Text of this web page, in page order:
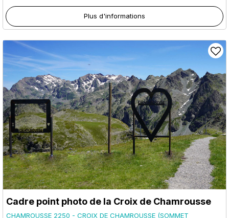
Plus d'informations
Cadre point photo de la Croix de Chamrousse
CHAMROUSSE 2250 - CROIX DE CHAMROUSSE (SOMMET